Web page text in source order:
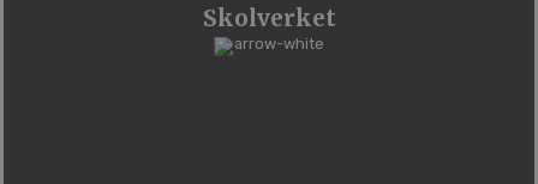
Skolverket